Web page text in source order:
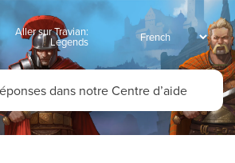
Aller sur Travian:
Legends